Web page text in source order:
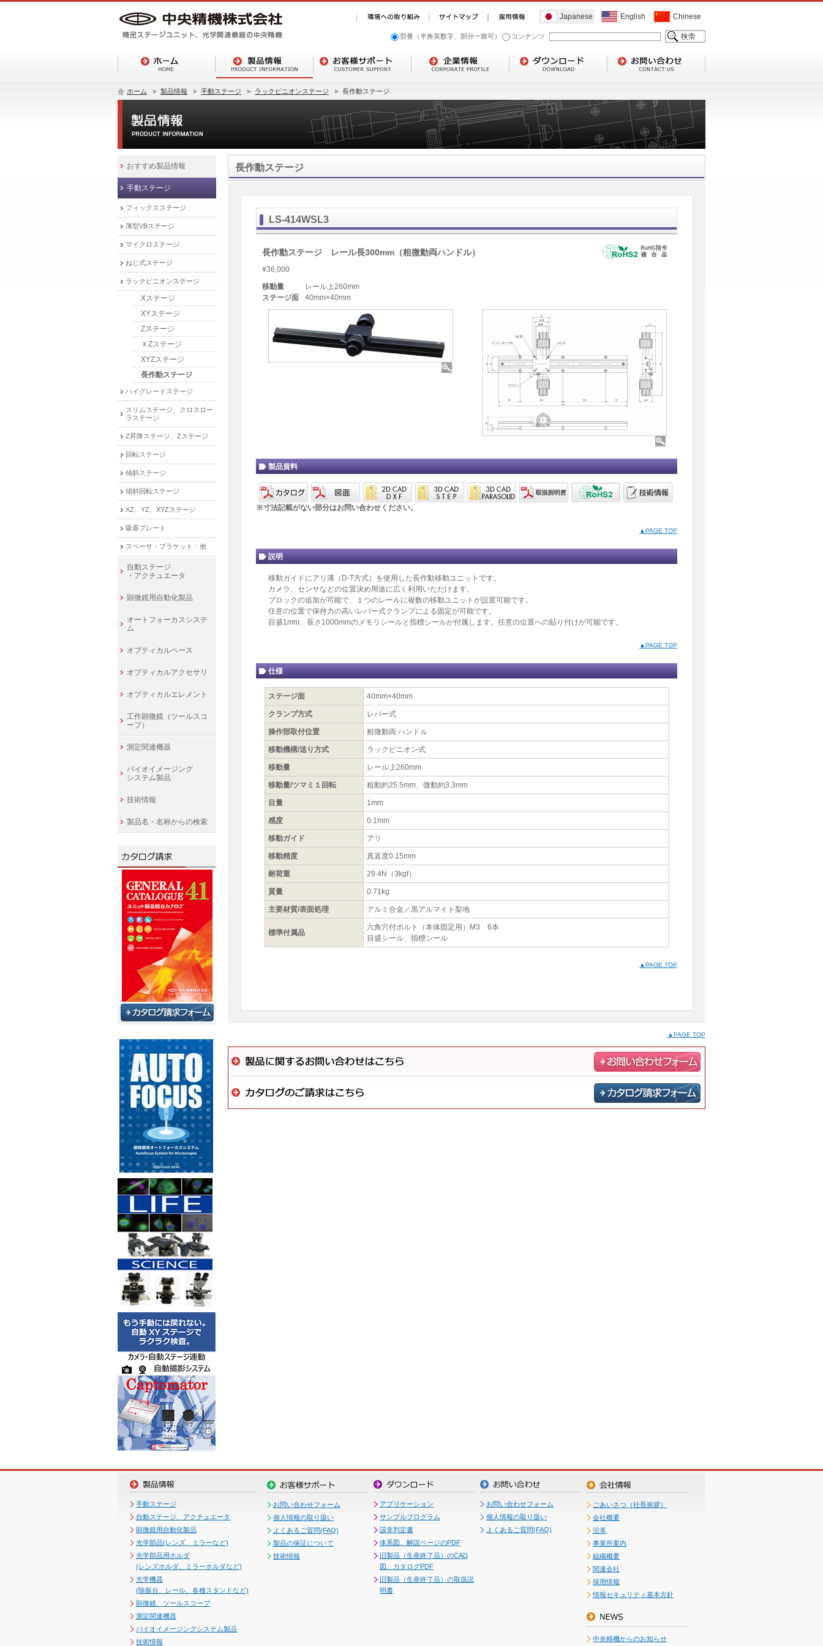
Japanese English Chinese
型番（半角英数字、部分一致可） コンテンツ
ホーム 製品情報 手動ステージ ラックピニオンステージ 長作動ステージ
長作動ステージ
LS-414WSL3
長作動ステージ レール長300mm（粗微動両ハンドル）
¥36,000
移動量
レール上260mm
ステージ面
40mm×40mm
製品資料
※寸法記載がない部分はお問い合わせください。
▲PAGE TOP
説明
移動ガイドにアリ溝（D-T方式）を使用した長作動移動ユニットです。
カメラ、センサなどの位置決め用途に広く利用いただけます。
ブロックの追加が可能で、１つのレールに複数の移動ユニットが設置可能です。
任意の位置で保持力の高いレバー式クランプによる固定が可能です。
目盛1mm、長さ1000mmのメモリシールと指標シールが付属します。任意の位置への貼り付けが可能です。
▲PAGE TOP
仕様
ステージ面 40mm×40mm
クランプ方式 レバー式
操作部取付位置 粗微動両 ハンドル
移動機構/送り方式 ラックピニオン式
移動量 レール上260mm
移動量/ツマミ１回転 粗動約25.5mm、微動約3.3mm
目量 1mm
感度 0.1mm
移動ガイド アリ
移動精度 真直度0.15mm
耐荷重 29.4N（3kgf）
質量 0.71kg
主要材質/表面処理 アルミ合金／黒アルマイト梨地
標準付属品
六角穴付ボルト（本体固定用）M3 6本
目盛シール、指標シール
▲PAGE TOP
▲PAGE TOP
おすすめ製品情報
手動ステージ
フィックスステージ
薄型VBステージ
マイクロステージ
ねじ式ステージ
ラックピニオンステージ
Xステージ
XYステージ
Zステージ
ＸZステージ
XYZステージ
長作動ステージ
ハイグレードステージ
スリムステージ、クロスロー
ラステージ
Z昇降ステージ、Zステージ
回転ステージ
傾斜ステージ
傾斜回転ステージ
XZ、YZ、XYZステージ
吸着プレート
スペーサ・ブラケット・他
自動ステージ
・アクチュエータ
顕微鏡用自動化製品
オートフォーカスシステ
ム
オプティカルベース
オプティカルアクセサリ
オプティカルエレメント
工作顕微鏡（ツールスコ
ープ）
測定関連機器
バイオイメージング
システム製品
技術情報
製品名・名称からの検索
手動ステージ
自動ステージ、アクチュエータ
顕微鏡用自動化製品
光学部品(レンズ、ミラーなど)
光学部品用ホルダ
(レンズホルダ、ミラーホルダなど)
光学機器
(除振台、レール、各種スタンドなど)
顕微鏡、ツールスコープ
測定関連機器
バイオイメージングシステム製品
技術情報
お問い合わせフォーム
個人情報の取り扱い
よくあるご質問(FAQ)
製品の保証について
技術情報
アプリケーション
サンプルプログラム
該非判定書
体系図、解説ページのPDF
旧製品（生産終了品）のCAD
図、カタログPDF
旧製品（生産終了品）の取扱説
明書
お問い合わせフォーム
個人情報の取り扱い
よくあるご質問(FAQ)
ごあいさつ（社長挨拶）
会社概要
沿革
事業所案内
組織概要
関連会社
採用情報
情報セキュリティ基本方針
中央精機からのお知らせ